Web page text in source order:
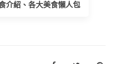
介紹、各大美食懶人包